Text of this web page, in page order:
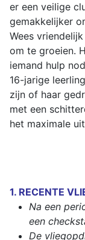
er een veilige
gemakkelijker
Wees
om te groeien.
iemand hulp
16-jarige
zijn of haar
met een
het maximale
1. RECENTE
Na een
een
De